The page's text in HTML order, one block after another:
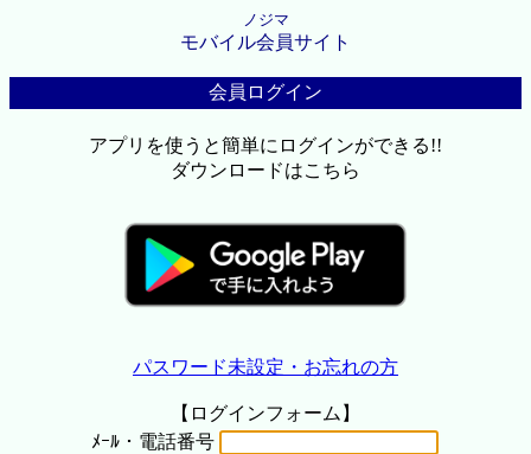
ノジマ
モバイル会員サイト
会員ログイン
アプリを使うと簡単にログインができる!!
ダウンロードはこちら
パスワード未設定・お忘れの方
【ログインフォーム】
ﾒｰﾙ・電話番号